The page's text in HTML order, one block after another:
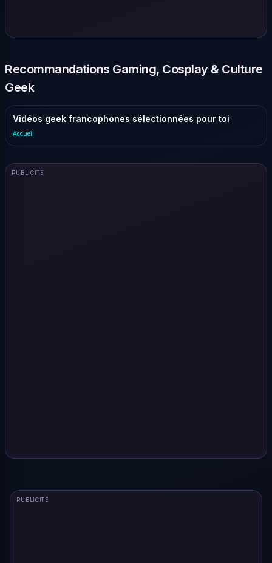
Recommandations Gaming, Cosplay & Culture
Geek
Vidéos geek francophones sélectionnées pour toi
Accueil
PUBLICITÉ
PUBLICITÉ